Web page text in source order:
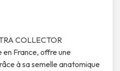
COLLECTOR
en France, offre une
à sa semelle anatomique